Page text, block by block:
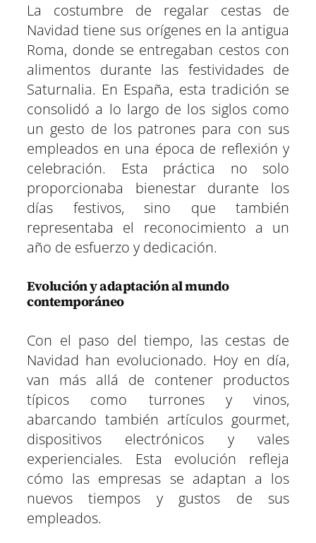
La costumbre de regalar cestas de
Navidad tiene sus orígenes en la antigua
Roma, donde se entregaban cestos con
alimentos durante las festividades de
Saturnalia. En España, esta tradición se
consolidó a lo largo de los siglos como
un gesto de los patrones para con sus
empleados en una época de reflexión y
celebración. Esta práctica no solo
proporcionaba bienestar durante los
días festivos, sino que también
representaba el reconocimiento a un
año de esfuerzo y dedicación.
Evolución y adaptación al mundo
contemporáneo
Con el paso del tiempo, las cestas de
Navidad han evolucionado. Hoy en día,
van más allá de contener productos
típicos como turrones y vinos,
abarcando también artículos gourmet,
dispositivos electrónicos y vales
experienciales. Esta evolución refleja
cómo las empresas se adaptan a los
nuevos tiempos y gustos de sus
empleados.